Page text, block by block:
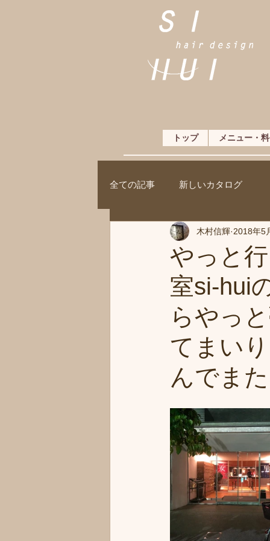
トップ メニュー・
全ての記事 新しいカタログ
やっと
室si-hui
らやっ
てまい
んでま
木村信輝 2018年5